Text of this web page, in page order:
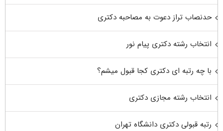
حدنصاب تراز دعوت به مصاحبه دکتری
انتخاب رشته دکتری پیام نور
با چه رتبه ای دکتری کجا قبول میشم؟
انتخاب رشته مجازی دکتری
رتبه قبولی دکتری دانشگاه تهران